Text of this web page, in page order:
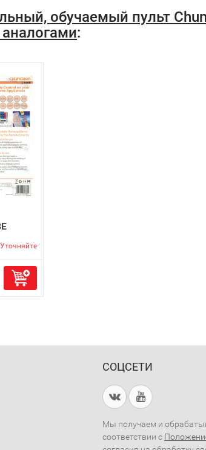
обучаемый пульт
:
Уточняйте
СОЦСЕТИ
Мы получаем и
соответствии с